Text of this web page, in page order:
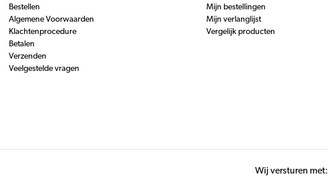
Bestellen
Algemene Voorwaarden
Klachtenprocedure
Betalen
Verzenden
Veelgestelde vragen
Mijn bestellingen
Mijn verlanglijst
Vergelijk producten
Wij versturen met: